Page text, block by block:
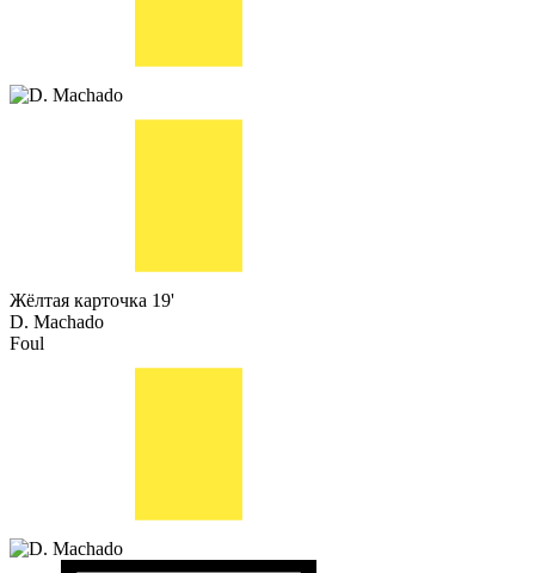
Жёлтая карточка 19'
D. Machado
Foul